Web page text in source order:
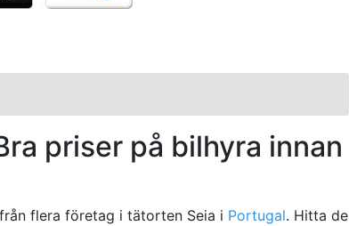
priser på bilhyra innan
flera företag i tätorten Seia i Portugal. Hitta de